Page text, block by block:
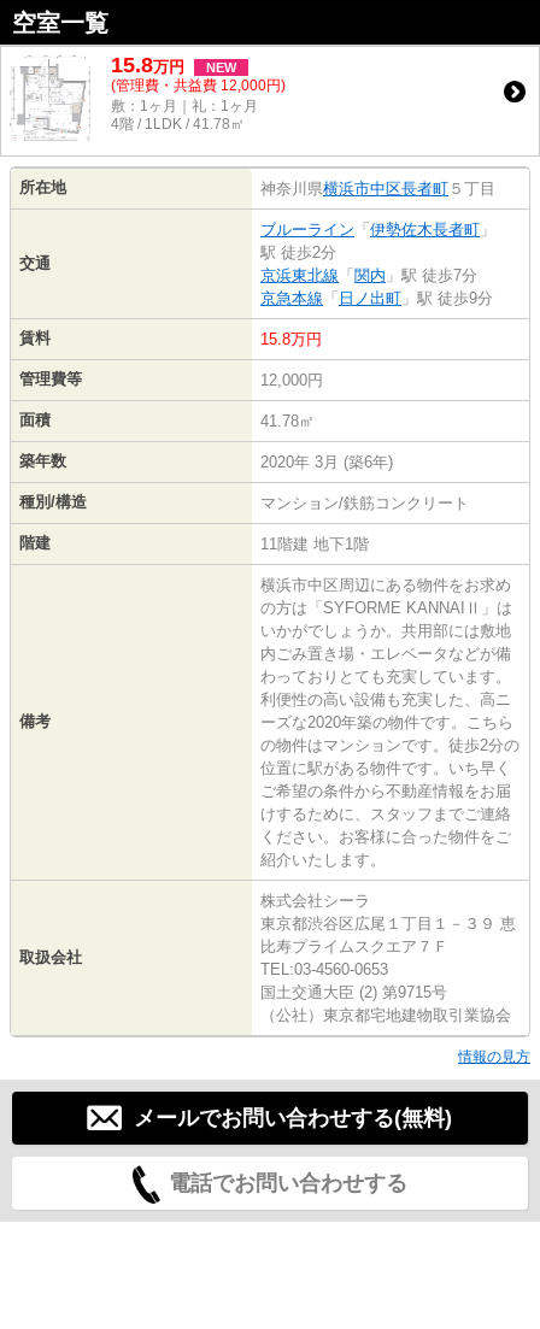
空室一覧
15.8万円 NEW
(管理費・共益費 12,000円)
敷：1ヶ月｜礼：1ヶ月
4階 / 1LDK / 41.78㎡
所在地 神奈川県横浜市中区長者町 ５丁目
交通
ブルーライン 「 伊勢佐木長者町 」
駅 徒歩2分
京浜東北線 「 関内 」駅 徒歩7分
京急本線 「 日ノ出町 」駅 徒歩9分
賃料 15.8万円
管理費等 12,000円
面積 41.78㎡
築年数 2020年 3月 (築6年)
種別/構造 マンション/鉄筋コンクリート
階建 11階建 地下1階
備考
横浜市中区周辺にある物件をお求め
の方は「SYFORME KANNAIⅡ」は
いかがでしょうか。共用部には敷地
内ごみ置き場・エレベータなどが備
わっておりとても充実しています。
利便性の高い設備も充実した、高ニ
ーズな2020年築の物件です。こちら
の物件はマンションです。徒歩2分の
位置に駅がある物件です。いち早く
ご希望の条件から不動産情報をお届
けするために、スタッフまでご連絡
ください。お客様に合った物件をご
紹介いたします。
取扱会社
株式会社シーラ
東京都渋谷区広尾１丁目１－３９ 恵
比寿プライムスクエア７Ｆ
TEL:03-4560-0653
国土交通大臣 (2) 第9715号
（公社）東京都宅地建物取引業協会
情報の見方
メールでお問い合わせする(無料)
電話でお問い合わせする